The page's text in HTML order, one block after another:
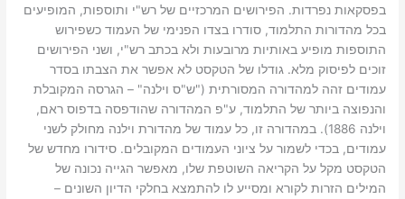
בפסקאות נפרדות. הפירושים המרכזיים של רש"י ותוספות, המופיעים
בכל מהדורות התלמוד, סודרו בצדו הפנימי של העמוד כשפירוש
התוספות מופיע באותיות מרובעות ולא בכתב רש"י, ושני הפירושים
זוכים לפיסוק מלא. גודלו של הטקסט לא אפשר את הצבתו בסדר
עמודים זהה למהדורה המסורתית ("ש"ס וילנה" – הגרסה המקובלת
והנפוצה ביותר של התלמוד, ע"פ המהדורה שהודפסה בדפוס ראם,
וילנה 1886). במהדורה זו, כל עמוד של מהדורת וילנה מחולק לשני
עמודים, בכדי לשמור על ציוני העמודים המקובלים. סידורו מחדש של
הטקסט מקל על הקריאה השוטפת שלו, מאפשר הגייה נכונה של
המילים הזרות לקורא ומסייע לו להתמצא בחלקי הדיון השונים –